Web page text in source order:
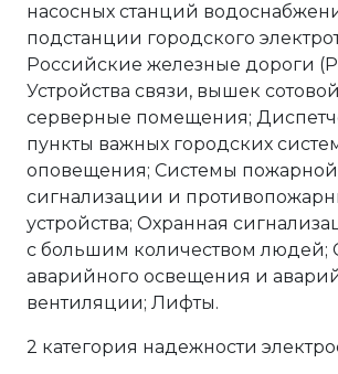
насосных станций
подстанции городского
Российские железные дороги
Устройства связи, вышек
серверные помещения;
пункты важных городских
оповещения; Системы пожарной
сигнализации и
устройства; Охранная
с большим количеством людей;
аварийного освещения и
вентиляции; Лифты.
2 категория надежности